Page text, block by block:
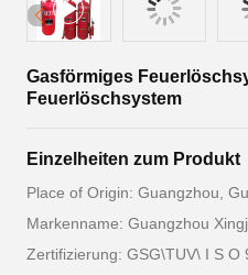
Gasförmiges
Feuerlöschsystem
Einzelheiten zum Produkt
Place of Origin: Guangzhou,
Markenname: Guangzhou
Zertifizierung: GSG\TUV\ I S O